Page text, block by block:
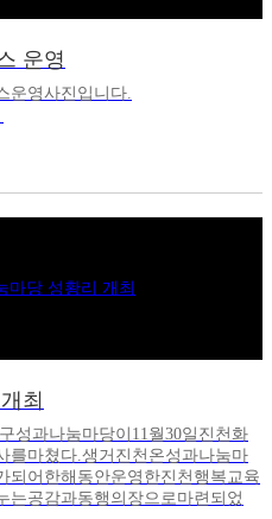
운영
운영사진입니다.
최
성과나눔마당이11월30일진천화
를마쳤다.생거진천온성과나눔마
되어한해동안운영한진천행복교육
는공감과동행의장으로마련되었